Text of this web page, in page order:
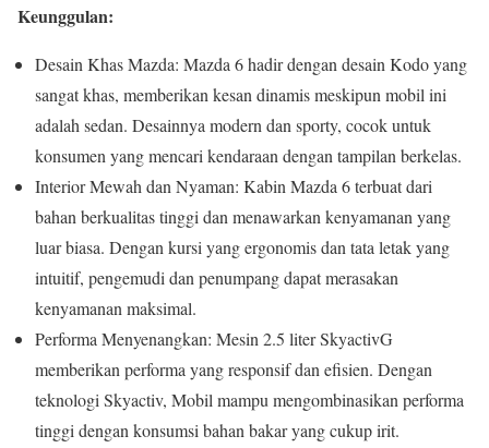
Keunggulan:
Desain Khas Mazda: Mazda 6 hadir dengan desain Kodo yang
sangat khas, memberikan kesan dinamis meskipun mobil ini
adalah sedan. Desainnya modern dan sporty, cocok untuk
konsumen yang mencari kendaraan dengan tampilan berkelas.
Interior Mewah dan Nyaman: Kabin Mazda 6 terbuat dari
bahan berkualitas tinggi dan menawarkan kenyamanan yang
luar biasa. Dengan kursi yang ergonomis dan tata letak yang
intuitif, pengemudi dan penumpang dapat merasakan
kenyamanan maksimal.
Performa Menyenangkan: Mesin 2.5 liter SkyactivG
memberikan performa yang responsif dan efisien. Dengan
teknologi Skyactiv, Mobil mampu mengombinasikan performa
tinggi dengan konsumsi bahan bakar yang cukup irit.